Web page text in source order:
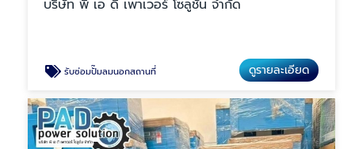
บริษัท พี เอ ดี เพาเวอร์ โซลูชั่น จำกัด
รับซ่อมปั๊มลมนอกสถานที่ ดูรายละเอียด